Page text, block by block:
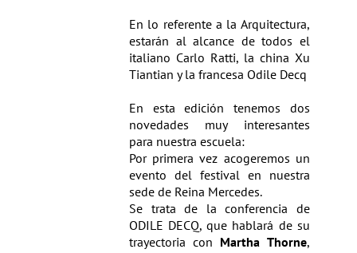
En lo referente a la Arquitectura,
estarán al alcance de todos el
italiano Carlo Ratti, la china Xu
Tiantian y la francesa Odile Decq
En esta edición tenemos dos
novedades muy interesantes
para nuestra escuela:
Por primera vez acogeremos un
evento del festival en nuestra
sede de Reina Mercedes.
Se trata de la conferencia de
ODILE DECQ, que hablará de su
trayectoria con Martha Thorne,